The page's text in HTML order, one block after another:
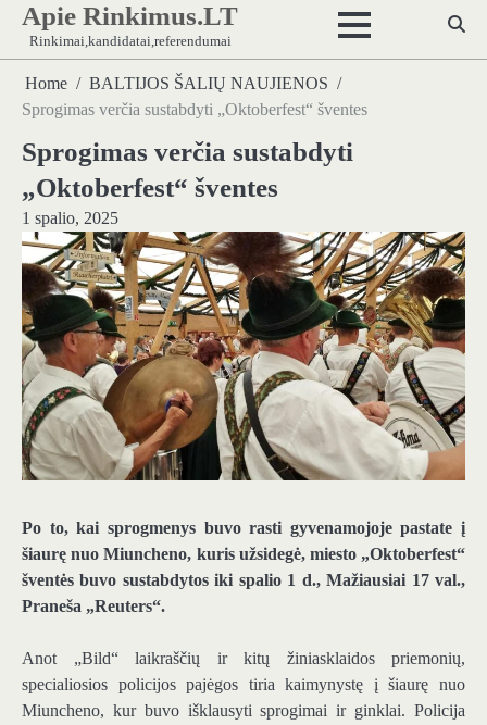
Skip
content
Apie Rinkimus.LT
Rinkimai,kandidatai,referendumai
Home
BALTIJOS ŠALIŲ NAUJIENOS
Sprogimas verčia sustabdyti „Oktoberfest“ šventes
Sprogimas verčia sustabdyti
„Oktoberfest“ šventes
1 spalio, 2025
Po to, kai sprogmenys buvo rasti gyvenamojoje pastate į
šiaurę nuo Miuncheno, kuris užsidegė, miesto „Oktoberfest“
šventės buvo sustabdytos iki spalio 1 d., Mažiausiai 17 val.,
Praneša „Reuters“.
Anot „Bild“ laikraščių ir kitų žiniasklaidos priemonių,
specialiosios policijos pajėgos tiria kaimynystę į šiaurę nuo
Miuncheno, kur buvo išklausyti sprogimai ir ginklai. Policija